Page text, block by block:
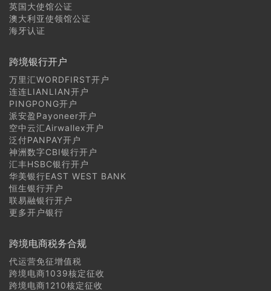
英国大使馆公证
澳大利亚使领馆公证
海牙认证
跨境银行开户
万里汇WORDFIRST开户
连连LIANLIAN开户
PINGPONG开户
派安盈Payoneer开户
空中云汇Airwallex开户
泛付PANPAY开户
神洲数字CBI银行开户
汇丰HSBC银行开户
华美银行EAST WEST BANK
恒生银行开户
联易融银行开户
更多开户银行
跨境电商税务合规
代运营免征增值税
跨境电商1039核定征收
跨境电商1210核定征收